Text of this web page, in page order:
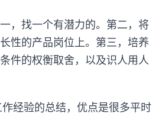
，找一个有潜力的。第二，将
性的产品岗位上。第三，培养
件的权衡取舍，以及识人用人
经验的总结，优点是很多平时